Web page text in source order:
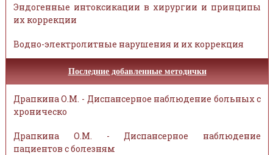
Эндогенные интоксикации в хирургии и принципы
их коррекции
Водно-электролитные нарушения и их коррекция
Последние добавленные методички
Драпкина О.М. - Диспансерное наблюдение больных с
хроническо
Драпкина О.М. - Диспансерное наблюдение
пациентов с болезням